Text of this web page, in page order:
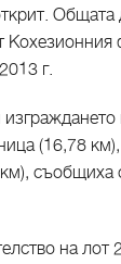
г.
(16,78
съобщиха
на лот